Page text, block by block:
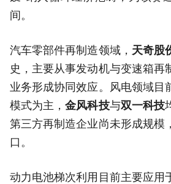
间。
汽车零部件再制造领域， 天奇股
史，主要从事发动机与变速箱再
业务形成协同效应。风电领域目
模式为主，金风科技与双一科技
第三方再制造企业尚未形成规模
口。
动力电池梯次利用目前主要应用